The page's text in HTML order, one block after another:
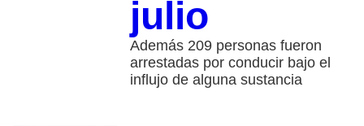
julio
Además 209 personas fueron
arrestadas por conducir bajo el
influjo de alguna sustancia